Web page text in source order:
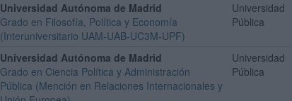
Universidad Autónoma de Madrid
Grado en Filosofía, Política y Economía
(Interuniversitario UAM-UAB-UC3M-UPF)
Universidad
Pública
Universidad Autónoma de Madrid
Grado en Ciencia Política y Administración
Pública (Mención en Relaciones Internacionales y
Universidad
Pública